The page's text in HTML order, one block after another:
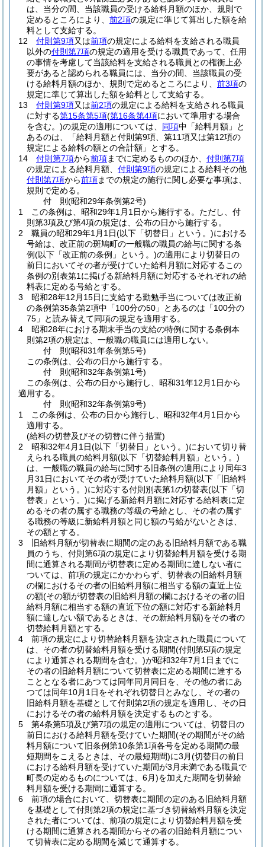
は、当分の間、当該職員の受ける給料月額のほか、規則で
定めるところにより、 前2項の規定に準じて算出した額を給
料として支給する。
12
付則第9項又は前項の規定による給料を支給される職員
以外の付則第7項の規定の適用を受ける職員であって、任用
の事情を考慮して当該給料を支給される職員との権衡上必
要があると認められる職員には、当分の間、当該職員の受
ける給料月額のほか、規則で定めるところにより、 前3項の
規定に準じて算出した額を給料として支給する。
13
付則第9項又は前2項の規定による給料を支給される職員
に対する第15条第5項(第16条第4項において準用する場合
を含む。)の規定の適用については、 同項中「給料月額」と
あるのは、「給料月額と付則第9項、第11項又は第12項の
規定による給料の額との合計額」とする。
14
付則第7項から前項までに定めるもののほか、 付則第7項
の規定による給料月額、 付則第9項の規定による給料その他
付則第7項から前項までの規定の施行に関し必要な事項は、
規則で定める。
付 則(昭和29年条例第2号)
1
この条例は、昭和29年1月1日から施行する。 ただし、付
則第3項及び第4項の規定は、公布の日から施行する。
2
職員の昭和29年1月1日(以下「切替日」という。)における
号給は、改正前の斑鳩町の一般職の職員の給与に関する条
例(以下「改正前の条例」という。)の適用により切替日の
前日においてその者が受けていた給料月額に対応するこの
条例の別表第1に掲げる新給料月額に対応するそれぞれの給
料表に定める号給とする。
3
昭和28年12月15日に支給する勤勉手当については改正前
の条例第35条第2項中「100分の50」とあるのは「100分の
75」と読み替えて同項の規定を適用する。
4
昭和28年における期末手当の支給の特例に関する条例本
則第2項の規定は、一般職の職員には適用しない。
付 則(昭和31年条例第5号)
この条例は、公布の日から施行する。
付 則(昭和32年条例第1号)
この条例は、公布の日から施行し、昭和31年12月1日から
適用する。
付 則(昭和32年条例第9号)
1
この条例は、公布の日から施行し、昭和32年4月1日から
適用する。
(給料の切替及びその切替に伴う措置)
2
昭和32年4月1日(以下「切替日」という。)において切り替
えられる職員の給料月額(以下「切替給料月額」という。)
は、一般職の職員の給与に関する旧条例の適用により同年3
月31日においてその者が受けていた給料月額(以下「旧給料
月額」という。)に対応する付則別表第1の切替表(以下「切
替表」という。)に掲げる新給料月額に対応する給料表に定
めるその者の属する職務の等級の号給とし、その者の属す
る職務の等級に新給料月額と同じ額の号給がないときは、
その額とする。
3
旧給料月額が切替表に期間の定のある旧給料月額である職
員のうち、付則第6項の規定により切替給料月額を受ける期
間に通算される期間が切替表に定める期間に達しない者に
ついては、前項の規定にかかわらず、切替表の旧給料月額
の欄におけるその者の旧給料月額に相当する額の直近上位
の額(その額が切替表の旧給料月額の欄におけるその者の旧
給料月額に相当する額の直近下位の額に対応する新給料月
額に達しない額であるときは、その新給料月額)をその者の
切替給料月額とする。
4
前項の規定により切替給料月額を決定された職員について
は、その者の切替給料月額を受ける期間(付則第5項の規定
により通算される期間を含む。)が昭和32年7月1日までに
その者の旧給料月額について切替表に定める期間に達する
こととなる者にあつては同年同月同日を、その他の者にあ
つては同年10月1日をそれぞれ切替日とみなし、その者の
旧給料月額を基礎として付則第2項の規定を適用し、その日
におけるその者の給料月額を決定するものとする。
5
第4条第5項及び第7項の規定の適用については、切替日の
前日における給料月額を受けていた期間(その期間がその給
料月額について旧条例第10条第1項各号を定める期間の最
短期間をこえるときは、その最短期間)に3月(切替日の前日
における給料月額を受けていた期間が3月未満である職員で
町長の定めるものについては、6月)を加えた期間を切替給
料月額を受ける期間に通算する。
6
前項の場合において、切替表に期間の定のある旧給料月額
を基礎として付則第2項の規定に基づき切替給料月額を決定
された者については、前項の規定により切替給料月額を受
ける期間に通算される期間からその者の旧給料月額につい
て切替表に定める期間を減じて通算する。